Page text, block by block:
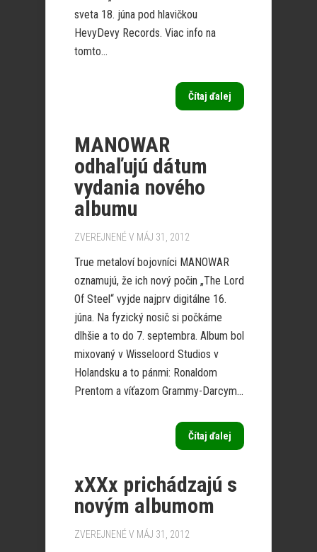
sveta 18. júna pod hlavičkou
HevyDevy Records. Viac info na
tomto...
Čítaj ďalej
MANOWAR
odhaľujú dátum
vydania nového
albumu
ZVEREJNENÉ V MÁJ 31, 2012
True metaloví bojovníci MANOWAR
oznamujú, že ich nový počin „The Lord
Of Steel“ vyjde najprv digitálne 16.
júna. Na fyzický nosič si počkáme
dlhšie a to do 7. septembra. Album bol
mixovaný v Wisseloord Studios v
Holandsku a to pánmi: Ronaldom
Prentom a víťazom Grammy-Darcym...
Čítaj ďalej
xXXx prichádzajú s
novým albumom
ZVEREJNENÉ V MÁJ 31, 2012